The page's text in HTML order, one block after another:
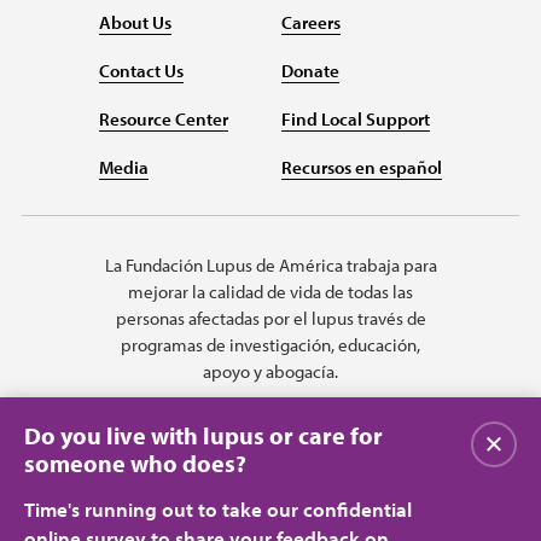
About Us
Contact Us
Resource Center
Media
Careers
Donate
Find Local Support
Recursos en español
La Fundación Lupus de América trabaja para
mejorar la calidad de vida de todas las
personas afectadas por el lupus través de
programas de investigación, educación,
apoyo y abogacía.
Do you live with lupus or care for
someone who does?
Time's running out to take our confidential
Cerrar